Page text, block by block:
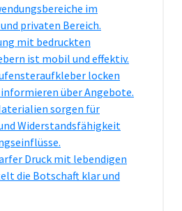
im
privaten Bereich.
mit bedruckten
ist mobil und effektiv.
locken
informieren über Angebote.
sorgen für
Widerstandsfähigkeit
Druck mit lebendigen
die Botschaft klar und